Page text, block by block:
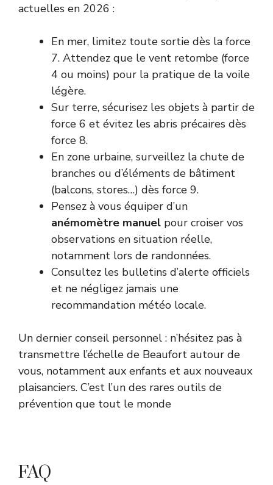
actuelles en 2026 :
En mer, limitez toute sortie dès la force
7. Attendez que le vent retombe (force
4 ou moins) pour la pratique de la voile
légère.
Sur terre, sécurisez les objets à partir de
force 6 et évitez les abris précaires dès
force 8.
En zone urbaine, surveillez la chute de
branches ou d’éléments de bâtiment
(balcons, stores…) dès force 9.
Pensez à vous équiper d’un
anémomètre manuel pour croiser vos
observations en situation réelle,
notamment lors de randonnées.
Consultez les bulletins d’alerte officiels
et ne négligez jamais une
recommandation météo locale.
Un dernier conseil personnel : n’hésitez pas à
transmettre l’échelle de Beaufort autour de
vous, notamment aux enfants et aux nouveaux
plaisanciers. C’est l’un des rares outils de
prévention que tout le monde
FAQ